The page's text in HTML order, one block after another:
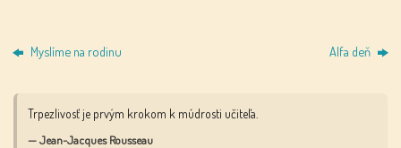
Myslíme na rodinu Alfa deň
Trpezlivosť je prvým krokom k múdrosti učiteľa.
— Jean-Jacques Rousseau